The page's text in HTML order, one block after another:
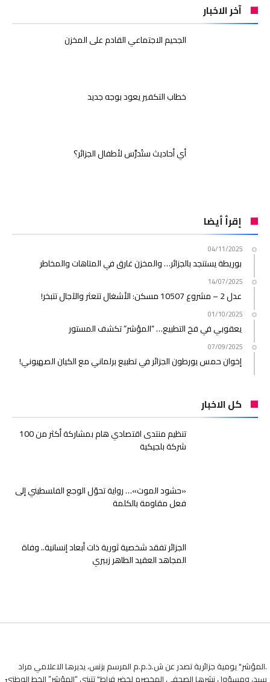
آخر الاخبار
الجحيم الاجتماعي القادم على المخزن
خطاب التكفير يعود بوجه جديد
أي أحاديث ستُدرَّس لأطفال الجزائر؟
إقرأ أيضا
04/11/2025
بوريطة يستنجد بالجزائر… والمخزن غارق في المتاهات والمخاطر
14/07/2025
عدل 2 – مشروع 10507 مسكن: الأشغال تتعثر والآجال تتبخر!
01/10/2025
يعقوبي في فخ التطبيع… “المؤشر” تكشف المستور
07/09/2025
إخوان حمس يورطون الجزائر في تطبيع برلماني مع الكيان الصهيوني!
كل الاخبار
تنظيم منتدى اقتصادي هام بمشاركة أكثر من 100
شركة بلجيكية
«حشود الموت»… رواية تحوّل الوجع الفلسطيني إلى
فعل مقاومة بالكلمة
الجزائر تفقد شخصية ثورية ذات أبعاد إنسانية.. وفاة
المجاهد العقيد الطاهر زبيري
.المؤشر" يومية جزائرية تصدر عن ش.ذ.م.م المرسم بزنس، يديرها الاعلامي مراد
سيد، ومسؤول نشرها الصحفي المخصرم لخضر فراط" تتبنى “المؤشر” الخط الوطنيّ